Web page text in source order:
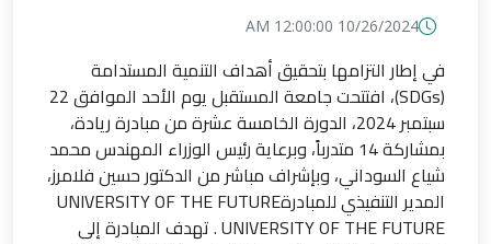
10/26/2024 12:00:00 AM
في إطار التزامها بتحقيق أهداف التنمية المستدامة
(SDGs)، افتتحت جامعة المستقبل يوم الأحد الموافق 22
سبتمبر 2024، الدورة الخامسة عشرة من مبادرة ريادة،
بمشاركة 14 متدرباً، وبرعاية رئيس الوزراء المهندس محمد
شياع السوداني، وبإشراف مباشر من الدكتور حسين فلامرز،
المدير التنفيذي للمبادرة​ UNIVERSITY OF THE FUTURE ​
UNIVERSITY OF THE FUTURE . تهدف المبادرة إلى